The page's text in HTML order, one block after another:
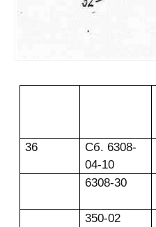
36
Сб. 6308-
04-10
6308-30
350-02